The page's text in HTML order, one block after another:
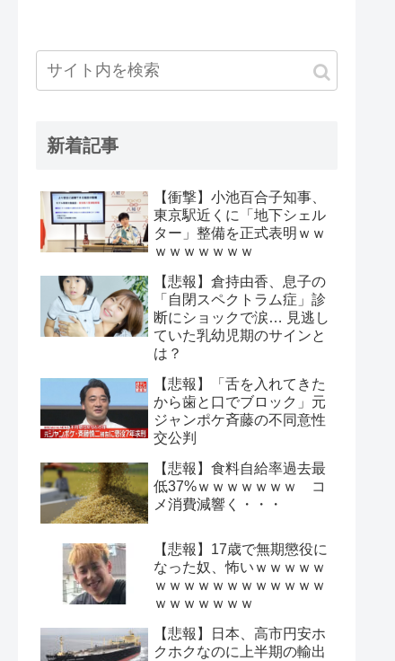
新着記事
【衝撃】小池百合子知事、
東京駅近くに「地下シェル
ター」整備を正式表明ｗｗ
ｗｗｗｗｗｗｗ
【悲報】倉持由香、息子の
「自閉スペクトラム症」診
断にショックで涙… 見逃し
ていた乳幼児期のサインと
は？
【悲報】「舌を入れてきた
から歯と口でブロック」元
ジャンポケ斉藤の不同意性
交公判
【悲報】食料自給率過去最
低37%ｗｗｗｗｗｗｗ コ
メ消費減響く・・・
【悲報】17歳で無期懲役に
なった奴、怖いｗｗｗｗｗ
ｗｗｗｗｗｗｗｗｗｗｗｗ
ｗｗｗｗｗｗｗ
【悲報】日本、高市円安ホ
クホクなのに上半期の輸出